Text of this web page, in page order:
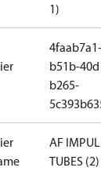
1)
4faab7a1-
b51b-
b265-
AF
TUBES (2)